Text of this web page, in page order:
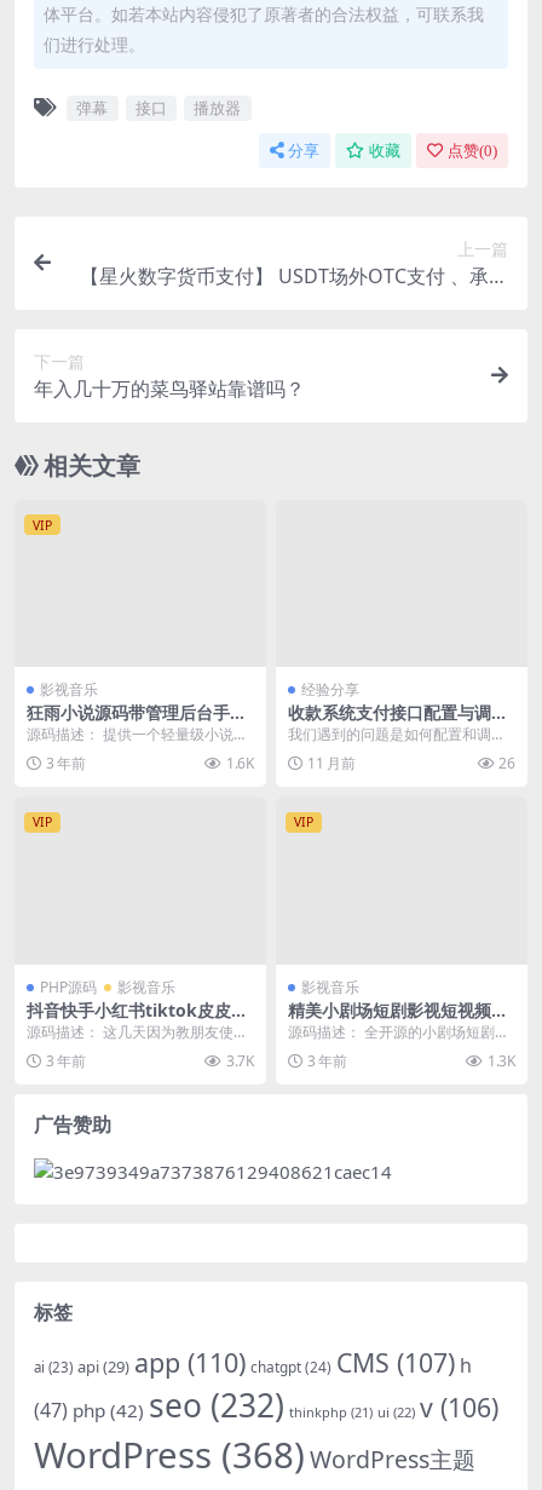
体平台。如若本站内容侵犯了原著者的合法权益，可联系我
们进行处理。
弹幕 接口 播放器
分享 收藏 点赞(0)
上一篇
【星火数字货币支付】 USDT场外OTC支付 、承兑
下一篇
年入几十万的菜鸟驿站靠谱吗？
相关文章
VIP
影视音乐
狂雨小说源码带管理后台手机
端和采集
源码描述： 提供一个轻量级小说网
站解决方案，基于ThinkPHP5.1+M
ySQ...3 年前 1.6K
经验分享
收款系统支付接口配置与调试
指南
我们遇到的问题是如何配置和调试
一个网站源码中的收款系统支付接
口，确保用户可以顺利...
11 月前 26
VIP
PHP源码 影视音乐
抖音快手小红书tiktok皮皮虾
微视等几十种平台视频解析下
载去水印网站源码
源码描述： 这几天因为教朋友使用t
iktok和抖音视频解析，找了几十个
站和小程序...
3 年前 3.7K
VIP
影视音乐
精美小剧场短剧影视短视频小
程序源码+支付收益+付费短剧
小程序源码,全开源支持二开
源码描述： 全开源的小剧场短剧影
视小程序源码+支付收益+付费短剧
小程序源码+教程...
3 年前 1.3K
广告赞助
标签
ai (23) api(29) app (110) chatgpt(24) CMS (107) h
(47) php (42) seo (232) thinkphp (21) ui (22) v (106)
WordPress (368)WordPress主题